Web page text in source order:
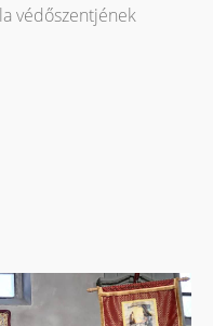
védőszentjének